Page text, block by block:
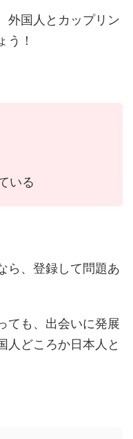
外国人とカップリン
う！
いる
ら、登録して問題あ
ても、出会いに発展
人どころか日本人と